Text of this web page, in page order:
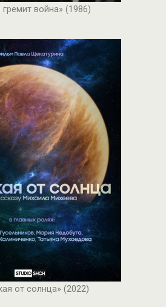
гремит война» (1986)
от солнца» (2022)